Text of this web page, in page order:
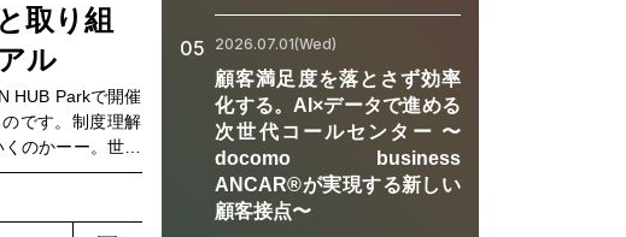
上の課題や対応
り組みのヒント
具体的に進める
部門、総務・管
うとしている方
を感じている方
取り組
ル
HUB Parkで開催
です。制度理解
のかーー。世界
・企業にとって
、中長期の経営
化しています。
05 2026.07.01(Wed)
顧客満足度を落とさず効率
化する。AI×データで進める
次世代コールセンター 〜
docomo business
ANCAR®が実現する新しい
顧客接点〜